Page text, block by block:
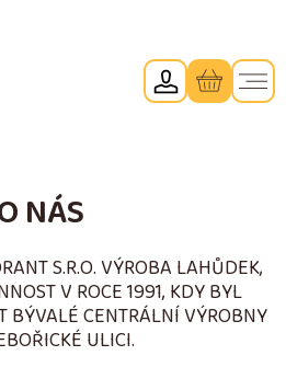
NÁS
S.R.O. VÝROBA LAHŮDEK,
V ROCE 1991, KDY BYL
BÝVALÉ CENTRÁLNÍ VÝROBNY
ULICI.